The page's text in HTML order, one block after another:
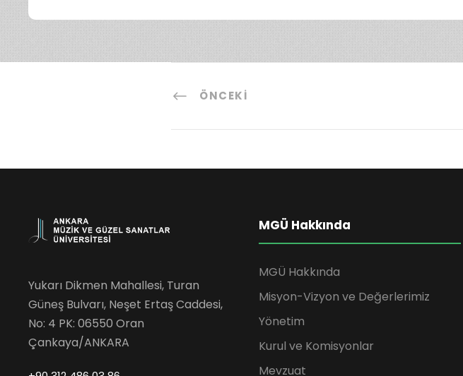
ÖNCEKI
Yukarı Dikmen Mahallesi, Turan
Güneş Bulvarı, Neşet Ertaş Caddesi,
No: 4 PK: 06550 Oran
Çankaya/ANKARA
MGÜ Hakkında
MGÜ Hakkında
Misyon-Vizyon ve Değerlerimiz
Yönetim
Kurul ve Komisyonlar
Mevzuat